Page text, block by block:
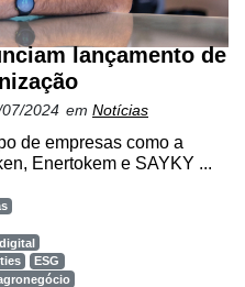
lançamento de
2024 em Notícias
de empresas como a
Enertokem e SAYKY ...
ESG